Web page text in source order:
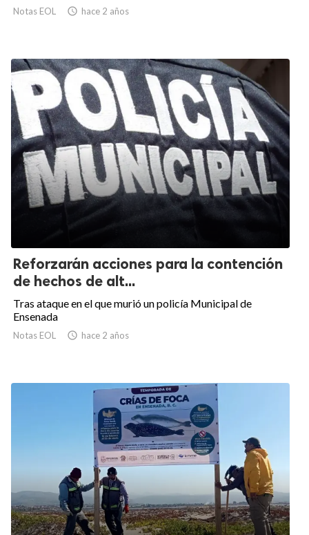
Notas EOL  hace 2 años
Reforzarán acciones para la contención
de hechos de alt...
Tras ataque en el que murió un policía Municipal de
Ensenada
Notas EOL  hace 2 años